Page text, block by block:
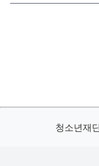
청소년재